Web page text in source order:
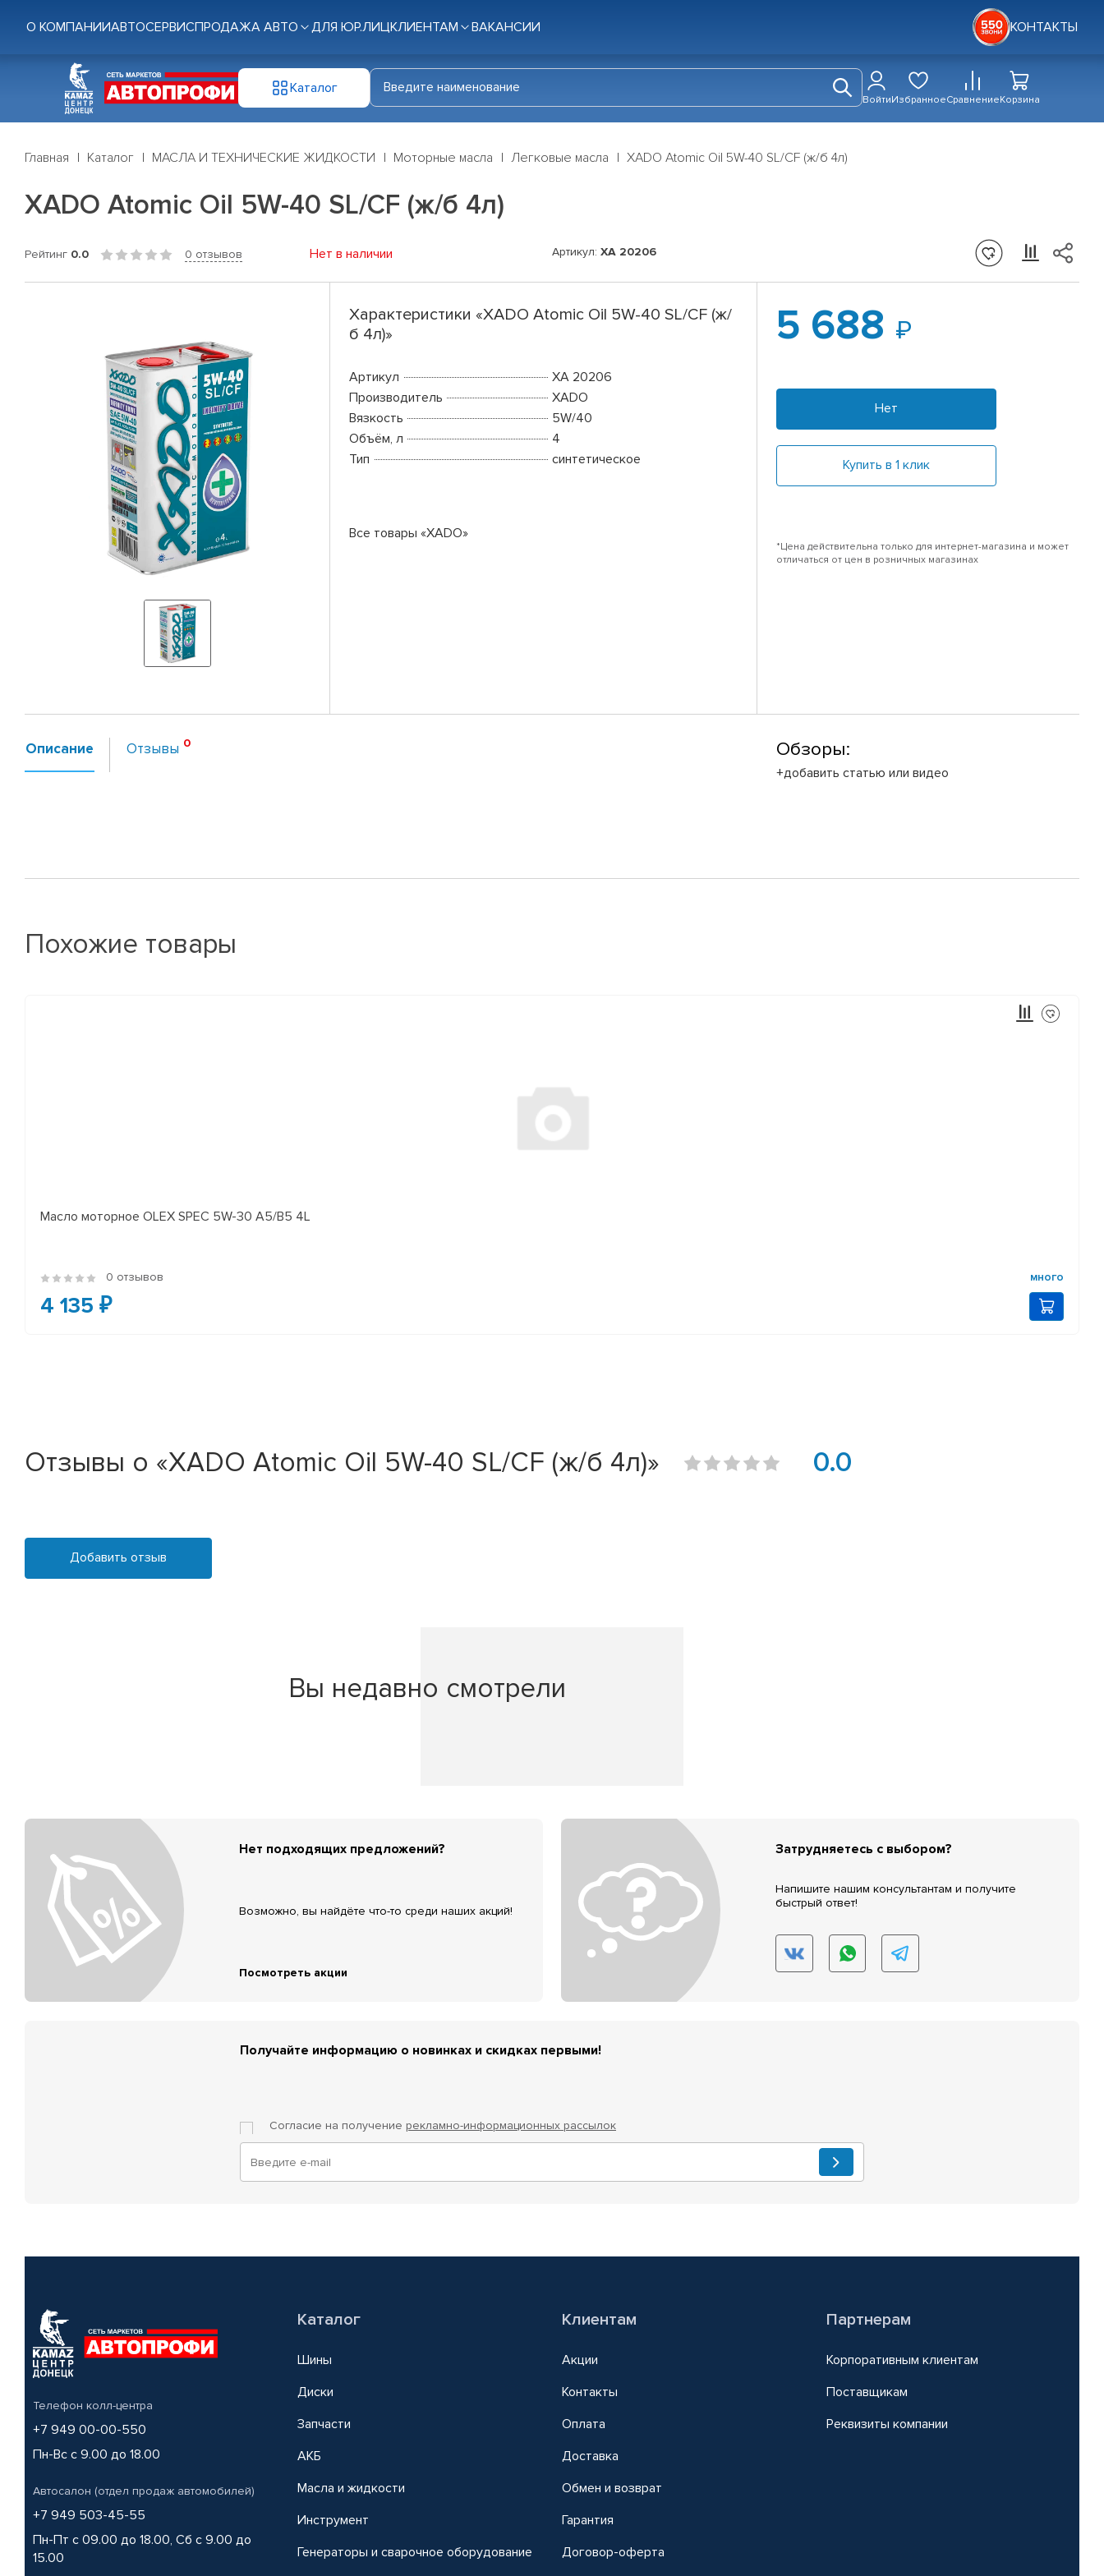
О КОМПАНИИАВТОСЕРВИСПРОДАЖА АВТО ДЛЯ ЮР.ЛИЦКЛИЕНТАМ ВАКАНСИИ КОНТАКТЫ
Каталог
ВойтиИзбранноеСравнениеКорзина
Главная Каталог МАСЛА И ТЕХНИЧЕСКИЕ ЖИДКОСТИ Моторные масла Легковые масла XADO Atomic Oil 5W-40 SL/CF (ж/б 4л)
XADO Atomic Oil 5W-40 SL/CF (ж/б 4л)
Рейтинг 0.0 0 отзывов Нет в наличии Артикул: ХА 20206
Характеристики «XADO Atomic Oil 5W-40 SL/CF (ж/
б 4л)»
Артикул
ХА 20206
Производитель
XADO
Вязкость
5W/40
Объём, л
4
Тип
синтетическое
Все товары «XADO»
5 688
Нет
Купить в 1 клик
*Цена действительна только для интернет-магазина и может
отличаться от цен в розничных магазинах
Описание Отзывы Обзоры:
+добавить статью или видео
Похожие товары
Масло моторное OLEX SPEC 5W-30 A5/B5 4L
0 отзывов много
4 135 ₽
Отзывы о «XADO Atomic Oil 5W-40 SL/CF (ж/б 4л)» 0.0
Добавить отзыв
Вы недавно смотрели
Нет подходящих предложений?
Возможно, вы найдёте что-то среди наших акций!
Посмотреть акции
Затрудняетесь с выбором?
Напишите нашим консультантам и получите
быстрый ответ!
Получайте информацию о новинках и скидках первыми!
Согласие на получение рекламно-информационных рассылок
Телефон колл-центра
+7 949 00-00-550
Пн-Вс с 9.00 до 18.00
Автосалон (отдел продаж автомобилей)
+7 949 503-45-55
Пн-Пт с 09.00 до 18.00, Сб с 9.00 до
15.00
Каталог
Шины
Диски
Запчасти
АКБ
Масла и жидкости
Инструмент
Генераторы и сварочное оборудование
Клиентам
Акции
Контакты
Оплата
Доставка
Обмен и возврат
Гарантия
Договор-оферта
Партнерам
Корпоративным клиентам
Поставщикам
Реквизиты компании